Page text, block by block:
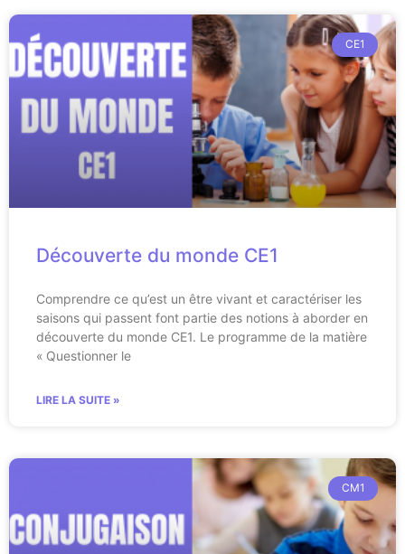
CE1
Découverte du monde CE1
Comprendre ce qu’est un être vivant et caractériser les
saisons qui passent font partie des notions à aborder en
découverte du monde CE1. Le programme de la matière
« Questionner le
LIRE LA SUITE »
CM1